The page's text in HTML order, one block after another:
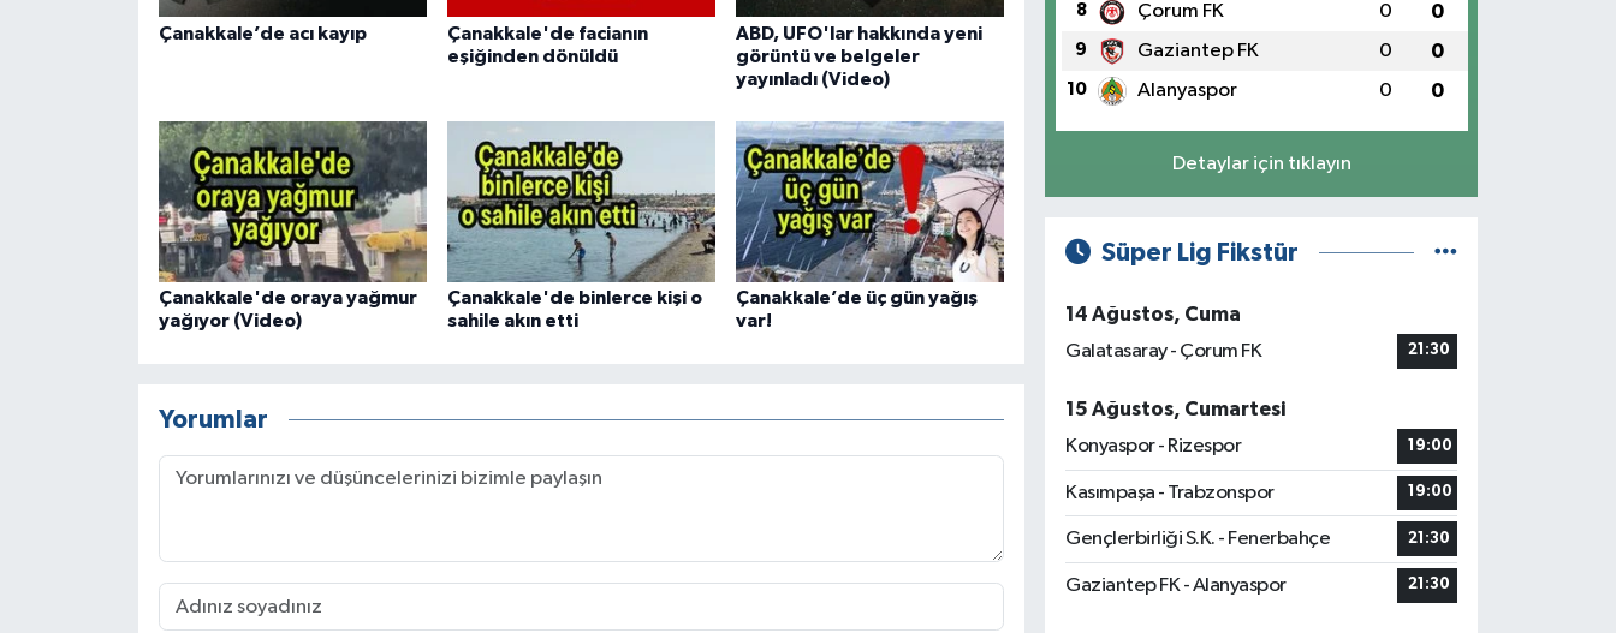
Çanakkale’de acı kayıp
Çanakkale'de facianın
eşiğinden dönüldü
ABD, UFO'lar hakkında yeni
görüntü ve belgeler
yayınladı (Video)
Çanakkale'de oraya yağmur
yağıyor (Video)
Çanakkale'de binlerce kişi o
sahile akın etti
Çanakkale’de üç gün yağış
var!
Yorumlar
8 Çorum FK 0 0
9 Gaziantep FK 0 0
10 Alanyaspor 0 0
Detaylar için tıklayın
Süper Lig Fikstür
14 Ağustos, Cuma
Galatasaray - Çorum FK
21:30
15 Ağustos, Cumartesi
Konyaspor - Rizespor
19:00
Kasımpaşa - Trabzonspor 19:00
Gençlerbirliği S.K. - Fenerbahçe 21:30
Gaziantep FK - Alanyaspor 21:30